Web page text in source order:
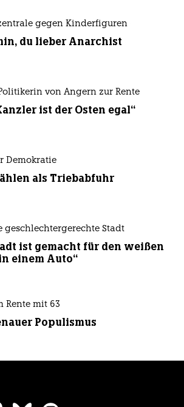
gegen Kinderfiguren
du lieber Anarchist
von Angern zur Rente
ist der Osten egal“
Demokratie
als Triebabfuhr
geschlechtergerechte Stadt
ist gemacht für den weißen
einem Auto“
Rente mit 63
Populismus